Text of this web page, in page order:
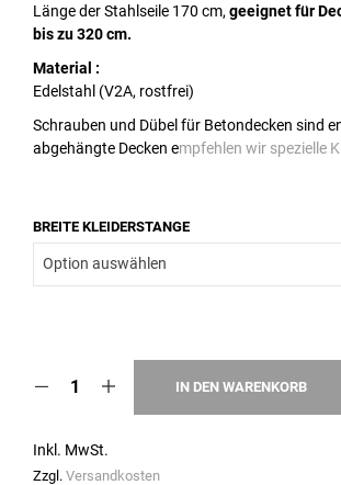
Länge der Stahlseile 170 cm, geeignet für
bis zu 320 cm.
Material :
Edelstahl (V2A, rostfrei)
Schrauben und Dübel für Betondecken sind
abgehängte Decken empfehlen wir spezielle
BREITE KLEIDERSTANGE
IN DEN WARENKORB
Inkl. MwSt.
Zzgl. Versandkosten